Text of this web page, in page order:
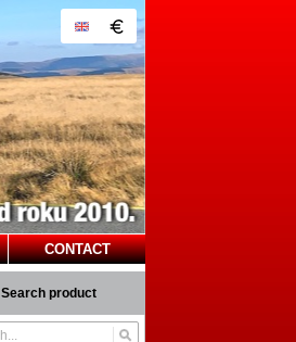
CONTACT
Search product